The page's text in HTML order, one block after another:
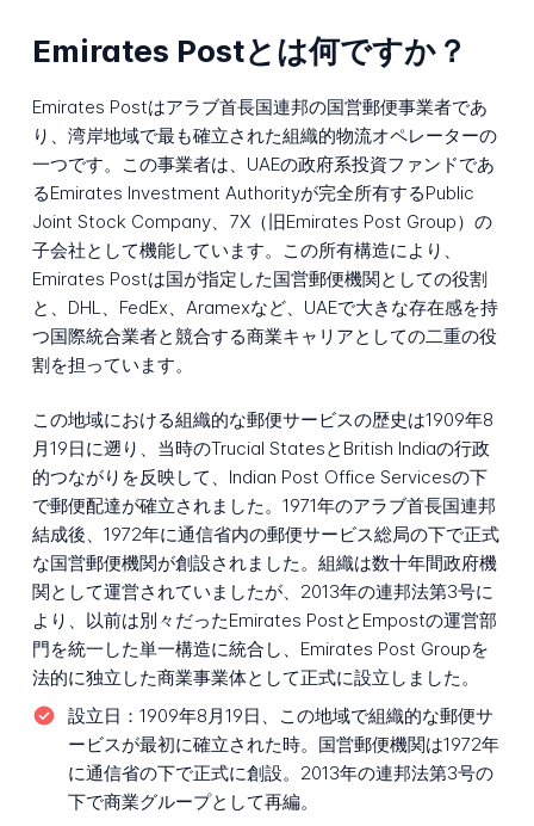
Emirates Postとは何ですか？
Emirates Postはアラブ首長国連邦の国営郵便事業者であ
り、湾岸地域で最も確立された組織的物流オペレーターの
一つです。この事業者は、UAEの政府系投資ファンドであ
るEmirates Investment Authorityが完全所有するPublic
Joint Stock Company、7X（旧Emirates Post Group）の
子会社として機能しています。この所有構造により、
Emirates Postは国が指定した国営郵便機関としての役割
と、DHL、FedEx、Aramexなど、UAEで大きな存在感を持
つ国際統合業者と競合する商業キャリアとしての二重の役
割を担っています。
この地域における組織的な郵便サービスの歴史は1909年8
月19日に遡り、当時のTrucial StatesとBritish Indiaの行政
的つながりを反映して、Indian Post Office Servicesの下
で郵便配達が確立されました。1971年のアラブ首長国連邦
結成後、1972年に通信省内の郵便サービス総局の下で正式
な国営郵便機関が創設されました。組織は数十年間政府機
関として運営されていましたが、2013年の連邦法第3号に
より、以前は別々だったEmirates PostとEmpostの運営部
門を統一した単一構造に統合し、Emirates Post Groupを
法的に独立した商業事業体として正式に設立しました。
設立日： 1909年8月19日、この地域で組織的な郵便サ
ービスが最初に確立された時。国営郵便機関は1972年
に通信省の下で正式に創設。2013年の連邦法第3号の
下で商業グループとして再編。